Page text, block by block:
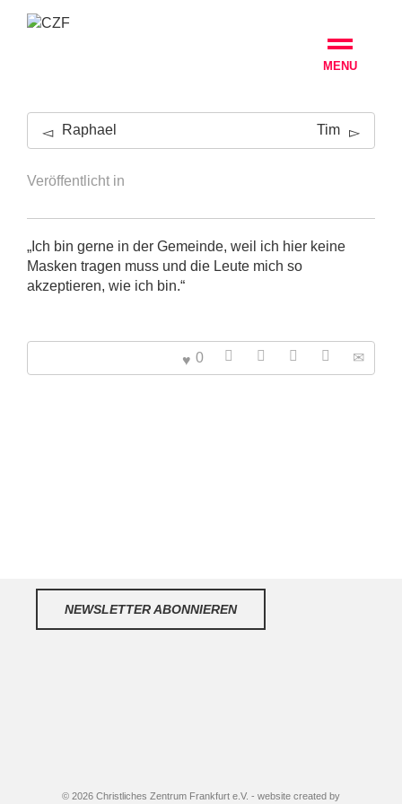
Raphael Tim
Veröffentlicht in
„Ich bin gerne in der Gemeinde, weil ich hier keine
Masken tragen muss und die Leute mich so
akzeptieren, wie ich bin.“
0
NEWSLETTER ABONNIEREN
© 2026 Christliches Zentrum Frankfurt e.V. - website created by
MENU